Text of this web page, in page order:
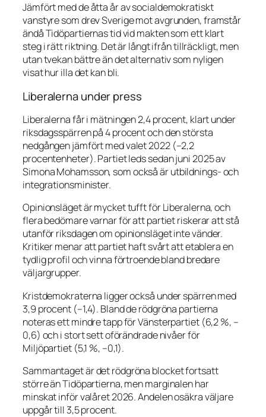
Jämfört med de åtta år av socialdemokratiskt
vanstyre som drev Sverige mot avgrunden, framstår
ändå Tidöpartiernas tid vid makten som ett klart
steg i rätt riktning. Det är långt ifrån tillräckligt, men
utan tvekan bättre än det alternativ som nyligen
visat hur illa det kan bli.
Liberalerna under press
Liberalerna får i mätningen 2,4 procent, klart under
riksdagsspärren på 4 procent och den största
nedgången jämfört med valet 2022 (–2,2
procentenheter). Partiet leds sedan juni 2025 av
Simona Mohamsson, som också är utbildnings- och
integrationsminister.
Opinionsläget är mycket tufft för Liberalerna, och
flera bedömare varnar för att partiet riskerar att stå
utanför riksdagen om opinionsläget inte vänder.
Kritiker menar att partiet haft svårt att etablera en
tydlig profil och vinna förtroende bland bredare
väljargrupper.
Kristdemokraterna ligger också under spärren med
3,9 procent (–1,4). Bland de rödgröna partierna
noteras ett mindre tapp för Vänsterpartiet (6,2 %, –
0,6) och i stort sett oförändrade nivåer för
Miljöpartiet (5,1 %, –0,1).
Sammantaget är det rödgröna blocket fortsatt
större än Tidöpartierna, men marginalen har
minskat inför valåret 2026. Andelen osäkra väljare
uppgår till 3,5 procent.